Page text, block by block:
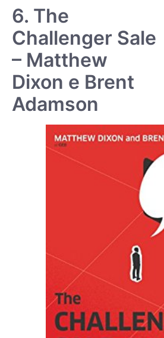
6. The
Challenger Sale
– Matthew
Dixon e Brent
Adamson